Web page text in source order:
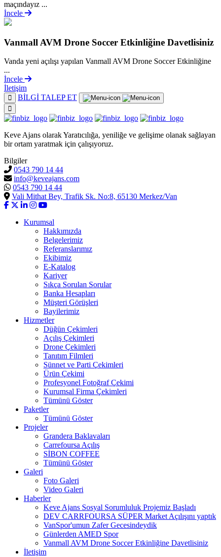
maçındayız ...
İncele
Vanmall AVM Drone Soccer Etkinliğine Davetlisiniz
Vanda yeni açılışı yapılan Vanmall AVM Drone Soccer Etkinliğine
...
İncele
İletişim
BİLGİ TALEP ET
Keve Ajans olarak Yaratıcılığa, yeniliğe ve gelişime olanak sağlayan
bir ortam yaratmak için çalışıyoruz.
Bilgiler
0543 790 14 44
info@keveajans.com
0543 790 14 44
Vali Mithat Bey, Trafik Sk. No:8, 65130 Merkez/Van
Kurumsal
Hakkımızda
Belgelerimiz
Referanslarımız
Ekibimiz
E-Katalog
Kariyer
Sıkça Sorulan Sorular
Banka Hesapları
Müşteri Görüşleri
Bayilerimiz
Hizmetler
Düğün Çekimleri
Açılış Çekimleri
Drone Çekimleri
Tanıtım Filmleri
Sünnet ve Parti Çekimleri
Ürün Çekimi
Profesyonel Fotoğraf Çekimi
Kurumsal Firma Çekimleri
Tümünü Göster
Paketler
Tümünü Göster
Projeler
Grandera Baklavaları
Carrefoursa Açılış
SİBON COFFEE
Tümünü Göster
Galeri
Foto Galeri
Video Galeri
Haberler
Keve Ajans Sosyal Sorumluluk Projemiz Başladı
DEV CARRFOURSA SÜPER Market Açılışını yaptık
VanSpor'umun Zafer Gecesindeydik
Günlerden AMED Spor
Vanmall AVM Drone Soccer Etkinliğine Davetlisiniz
İletişim